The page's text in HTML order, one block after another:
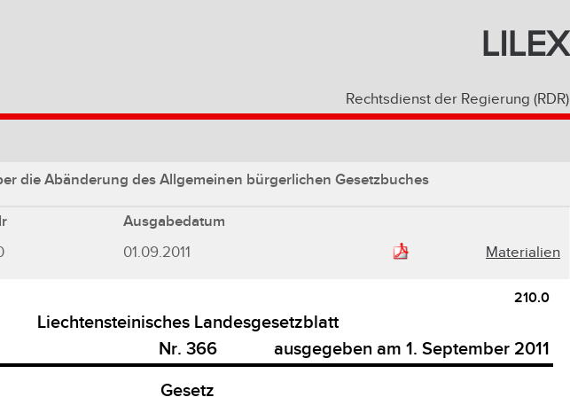
LILEX
Rechtsdienst der Regierung (RDR)
die Abänderung des Allgemeinen bürgerlichen Gesetzbuches
Ausgabedatum
01.09.2011 Materialien